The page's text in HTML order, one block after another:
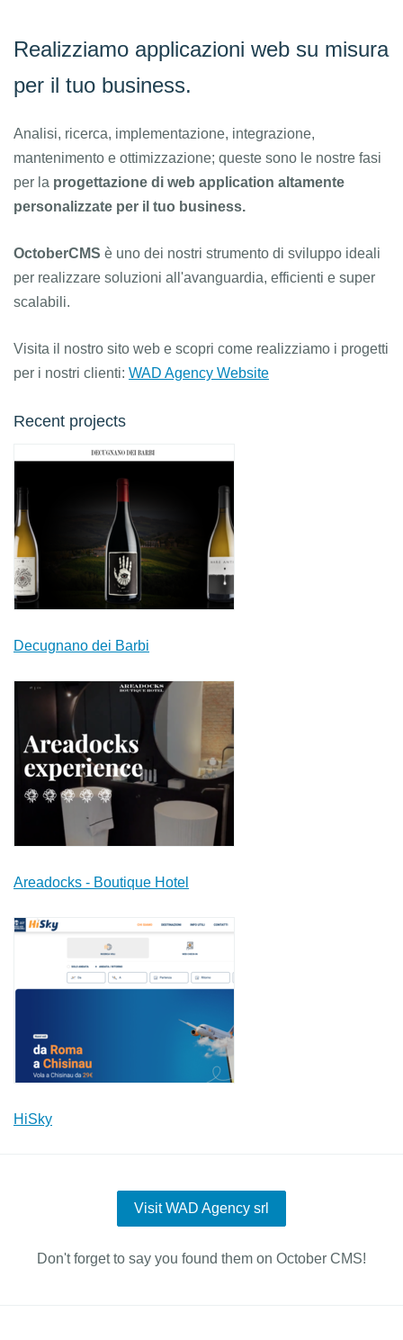
Realizziamo applicazioni web su misura
per il tuo business.
Analisi, ricerca, implementazione, integrazione,
mantenimento e ottimizzazione; queste sono le nostre fasi
per la progettazione di web application altamente
personalizzate per il tuo business.
OctoberCMS è uno dei nostri strumento di sviluppo ideali
per realizzare soluzioni all'avanguardia, efficienti e super
scalabili.
Visita il nostro sito web e scopri come realizziamo i progetti
per i nostri clienti: WAD Agency Website
Recent projects
Decugnano dei Barbi
Areadocks - Boutique Hotel
HiSky
Visit WAD Agency srl
Don't forget to say you found them on October CMS!